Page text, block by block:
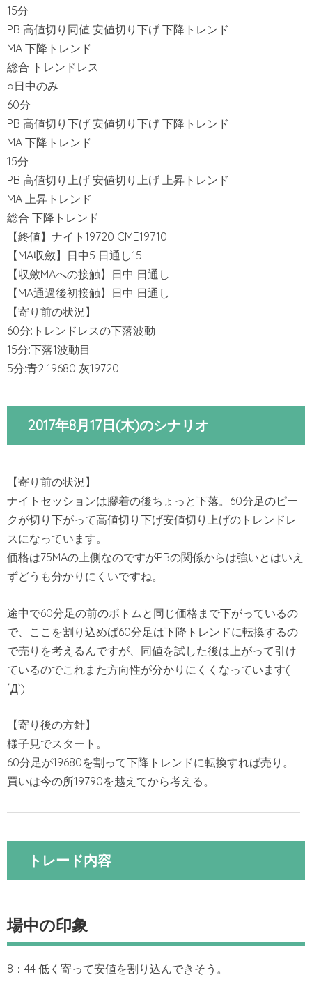
15分
PB 高値切り同値 安値切り下げ 下降トレンド
MA 下降トレンド
総合 トレンドレス
○日中のみ
60分
PB 高値切り下げ 安値切り下げ 下降トレンド
MA 下降トレンド
15分
PB 高値切り上げ 安値切り上げ 上昇トレンド
MA 上昇トレンド
総合 下降トレンド
【終値】ナイト19720 CME19710
【MA収斂】日中5 日通し15
【収斂MAへの接触】日中 日通し
【MA通過後初接触】日中 日通し
【寄り前の状況】
60分:トレンドレスの下落波動
15分:下落1波動目
5分:青2 19680 灰19720
2017年8月17日(木)のシナリオ
【寄り前の状況】
ナイトセッションは膠着の後ちょっと下落。60分足のピー
クが切り下がって高値切り下げ安値切り上げのトレンドレ
スになっています。
価格は75MAの上側なのですがPBの関係からは強いとはいえ
ずどうも分かりにくいですね。
途中で60分足の前のボトムと同じ価格まで下がっているの
で、ここを割り込めば60分足は下降トレンドに転換するの
で売りを考えるんですが、同値を試した後は上がって引け
ているのでこれまた方向性が分かりにくくなっています(
´Д`)
【寄り後の方針】
様子見でスタート。
60分足が19680を割って下降トレンドに転換すれば売り。
買いは今の所19790を越えてから考える。
トレード内容
場中の印象
8：44 低く寄って安値を割り込んできそう。